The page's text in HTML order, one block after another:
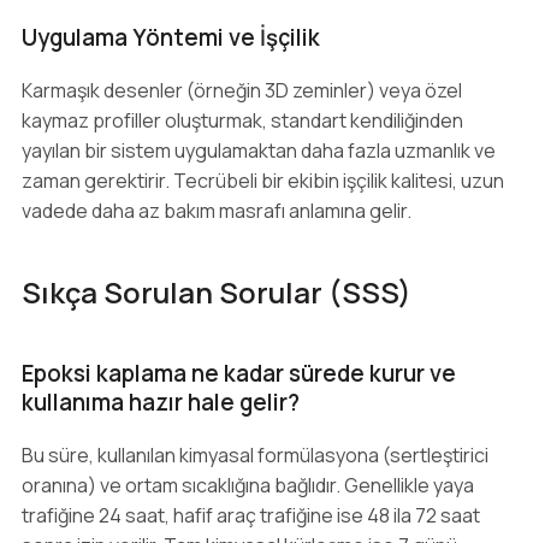
Uygulama Yöntemi ve İşçilik
Karmaşık desenler (örneğin 3D zeminler) veya özel
kaymaz profiller oluşturmak, standart kendiliğinden
yayılan bir sistem uygulamaktan daha fazla uzmanlık ve
zaman gerektirir. Tecrübeli bir ekibin işçilik kalitesi, uzun
vadede daha az bakım masrafı anlamına gelir.
Sıkça Sorulan Sorular (SSS)
Epoksi kaplama ne kadar sürede kurur ve
kullanıma hazır hale gelir?
Bu süre, kullanılan kimyasal formülasyona (sertleştirici
oranına) ve ortam sıcaklığına bağlıdır. Genellikle yaya
trafiğine 24 saat, hafif araç trafiğine ise 48 ila 72 saat